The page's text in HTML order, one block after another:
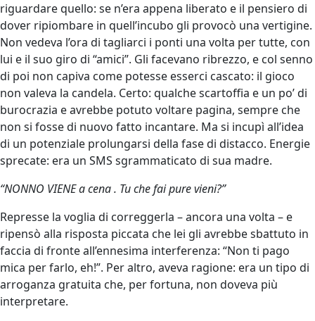
riguardare quello: se n’era appena liberato e il pensiero di
dover ripiombare in quell’incubo gli provocò una vertigine.
Non vedeva l’ora di tagliarci i ponti una volta per tutte, con
lui e il suo giro di “amici”. Gli facevano ribrezzo, e col senno
di poi non capiva come potesse esserci cascato: il gioco
non valeva la candela. Certo: qualche scartoffia e un po’ di
burocrazia e avrebbe potuto voltare pagina, sempre che
non si fosse di nuovo fatto incantare. Ma si incupì all’idea
di un potenziale prolungarsi della fase di distacco. Energie
sprecate: era un SMS sgrammaticato di sua madre.
“NONNO VIENE a cena . Tu che fai pure vieni?”
Represse la voglia di correggerla – ancora una volta – e
ripensò alla risposta piccata che lei gli avrebbe sbattuto in
faccia di fronte all’ennesima interferenza: “Non ti pago
mica per farlo, eh!”. Per altro, aveva ragione: era un tipo di
arroganza gratuita che, per fortuna, non doveva più
interpretare.